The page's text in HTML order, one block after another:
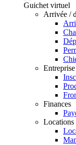
Guichet virtuel
Arrivée /
Entreprise
Finances
Locations